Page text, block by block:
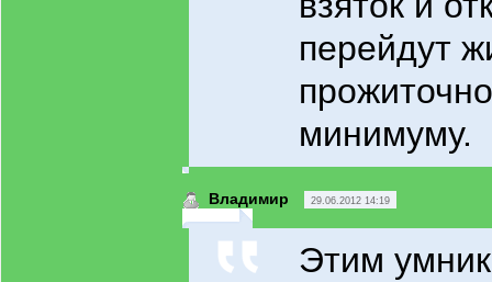
перейдут
минимуму.
Владимир 29.06.2012 14:19
Этим